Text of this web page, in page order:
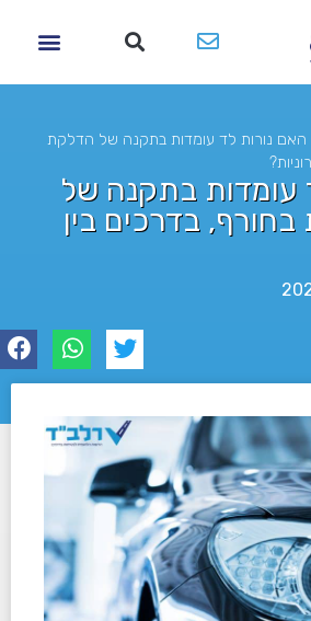
האם נורות לד עומדות בתקנה של הדלקת
עומדות בתקנה של
בדרכים בין